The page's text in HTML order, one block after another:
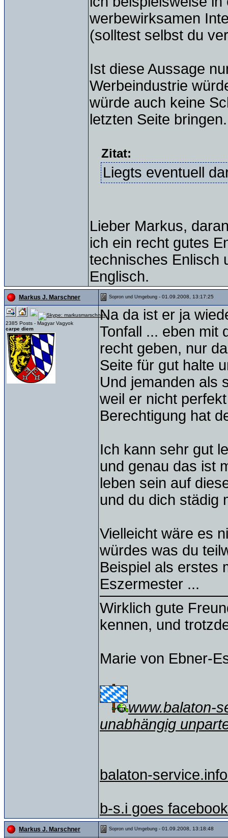
werbewirksamen
(solltest selbst du
Ist diese Aussage
Werbeindustrie
würde auch keine
letzten Seite bringen.
Zitat:
Liegts eventuell
Lieber Markus,
ich ein recht gutes
technisches Enlisch
Englisch.
Markus J. Marschner Sopron und Umgebung - 01.09.2008, 13:17:25
2385 Posts - Magyar Vagyok
carpe diem
Na da ist er ja
Tonfall ... eben mit
recht geben, nur
Seite für gut halte
Und jemanden als
weil er nicht
Berechtigung hat
Ich kann sehr gut
und genau das ist
leben sein auf
und du dich städig
Vielleicht wäre es
würdes was du
Beispiel als erstes
Eszermester ...
Wirklich gute
kennen, und
Marie von Ebner-
www.balaton-
unabhängig
balaton-
b-s.i goes facebook
Markus J. Marschner Sopron und Umgebung - 01.09.2008, 13:18:48